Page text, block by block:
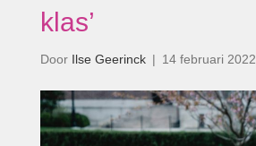
klas’
Door Ilse Geerinck | 14 februari 2022